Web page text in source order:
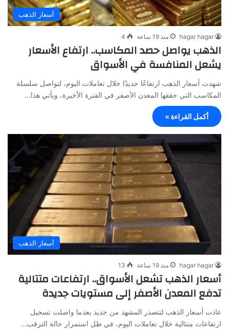
أسعار الذهب
hagar hagar منذ 19 ساعة 4
الذهب يواصل حصد المكاسب.. ارتفاع الأسعار
يشعل المنافسة في الأسواق
شهدت أسعار الذهب ارتفاعًا جديدًا خلال تعاملات اليوم، لتواصل سلسلة
المكاسب التي حققها المعدن الأصفر في الفترة الأخيرة، ويأتي هذا…
أكمل القراءة »
أسعار الذهب
hagar hagar منذ 19 ساعة 13
أسعار الذهب تشعل الأسواق.. ارتفاعات متتالية
تدفع المعدن الأصفر إلى مستويات جديدة
عادت أسعار الذهب لتتصدر المشهد من جديد بعدما واصلت تسجيل
ارتفاعات متتالية خلال تعاملات اليوم، في ظل استمرار حالة الترقب…